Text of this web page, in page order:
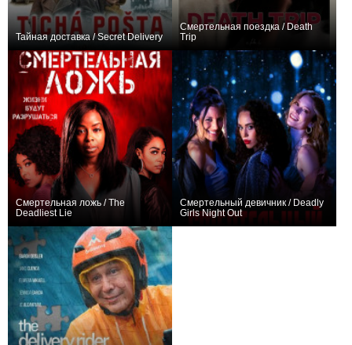
Тайная доставка / Secret Delivery
Смертельная поездка / Death
Trip
Смертельная ложь / The
Deadliest Lie
Смертельный девичник / Deadly
Girls Night Out